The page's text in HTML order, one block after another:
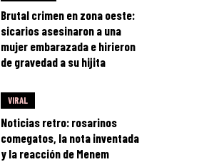
Brutal crimen en zona oeste:
sicarios asesinaron a una
mujer embarazada e hirieron
de gravedad a su hijita
VIRAL
Noticias retro: rosarinos
comegatos, la nota inventada
y la reacción de Menem